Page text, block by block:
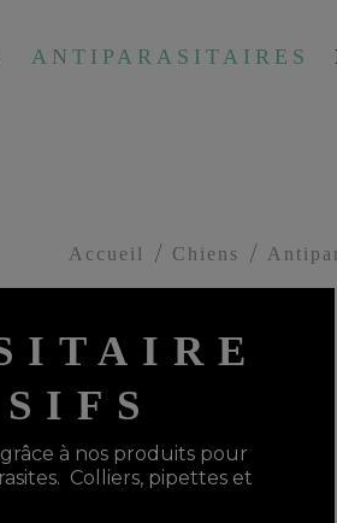
ANTIPARASITAIRES
Accueil Chiens
à nos produits pour
Colliers, pipettes et